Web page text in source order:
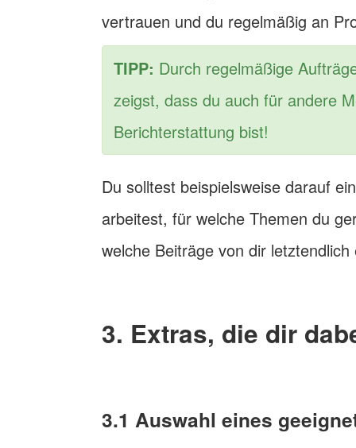
vertrauen und du regelmäßig an
TIPP: Durch regelmäßige
zeigst, dass du auch für andere
Berichterstattung bist!
Du solltest beispielsweise darauf
arbeitest, für welche Themen du
welche Beiträge von dir
3. Extras, die dir
3.1 Auswahl eines